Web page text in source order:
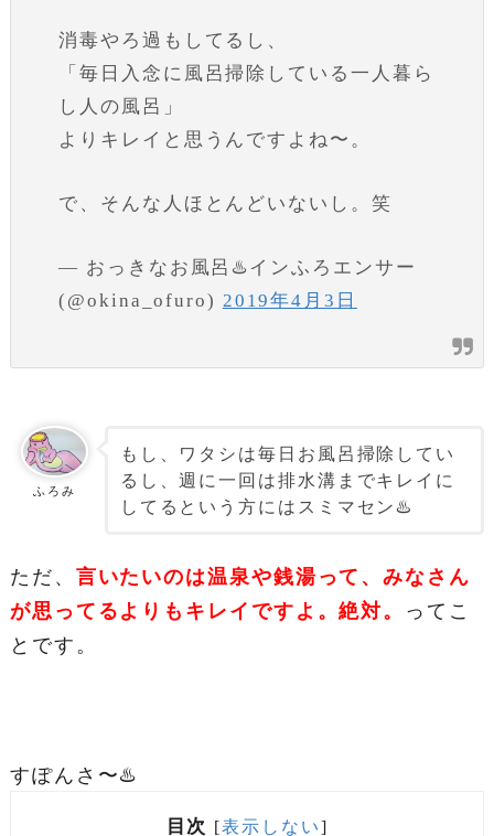
消毒やろ過もしてるし、
「毎日入念に風呂掃除している一人暮ら
し人の風呂」
よりキレイと思うんですよね〜。
で、そんな人ほとんどいないし。笑
— おっきなお風呂♨️インふろエンサー
(@okina_ofuro) 2019年4月3日
ふろみ
もし、ワタシは毎日お風呂掃除してい
るし、週に一回は排水溝までキレイに
してるという方にはスミマセン♨️
ただ、 言いたいのは温泉や銭湯って、みなさん
が思ってるよりもキレイですよ。絶対。 ってこ
とです。
すぽんさ〜♨️
目次 [表示しない]